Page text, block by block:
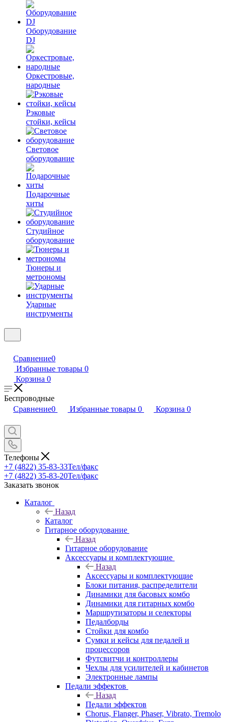
Оборудование
DJ
Оркестровые,
народные
Рэковые
стойки, кейсы
Световое
оборудование
Подарочные
хиты
Студийное
оборудование
Тюнеры и
метрономы
Ударные
инструменты
Сравнение0
Избранные товары 0
Корзина 0
Беспроводные
Сравнение0 Избранные товары 0 Корзина 0
Телефоны
+7 (4822) 35-83-33Тел/факс
+7 (4822) 35-83-20Тел/факс
Заказать звонок
Каталог
Назад
Каталог
Гитарное оборудование
Назад
Гитарное оборудование
Аксессуары и комплектующие
Назад
Аксессуары и комплектующие
Блоки питания, распределители
Динамики для басовых комбо
Динамики для гитарных комбо
Маршрутизаторы и селекторы
Педалборды
Стойки для комбо
Сумки и кейсы для педалей и
процессоров
Футсвитчи и контроллеры
Чехлы для усилителей и кабинетов
Электронные лампы
Педали эффектов
Назад
Педали эффектов
Chorus, Flanger, Phaser, Vibrato, Tremolo